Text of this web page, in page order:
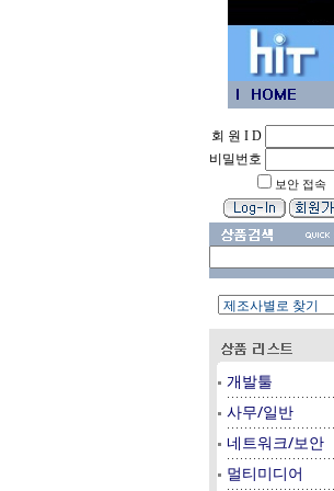
회 원 I D
비밀번호
보안 접속
개발툴
사무/일반
네트워크/보안
멀티미디어